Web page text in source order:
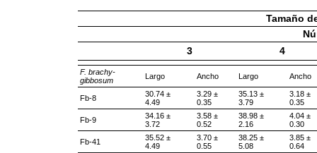
Tamaño
3
4
F. brachy-
gibbosum
Largo Ancho Largo Ancho
Fb-8
30.74 ±
4.49
3.29 ±
0.35
35.13 ±
3.79
3.18 ±
0.35
Fb-9
34.16 ±
3.72
3.58 ±
0.52
38.98 ±
2.16
4.04 ±
0.30
Fb-41
35.52 ±
4.49
3.70 ±
0.55
38.25 ±
5.08
3.85 ±
0.64